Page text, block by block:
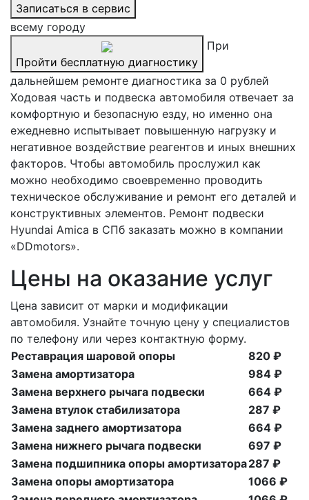
Записаться в сервис
всему городу
Пройти бесплатную диагностику
При
дальнейшем ремонте диагностика за 0 рублей
Ходовая часть и подвеска автомобиля отвечает за
комфортную и безопасную езду, но именно она
ежедневно испытывает повышенную нагрузку и
негативное воздействие реагентов и иных внешних
факторов. Чтобы автомобиль прослужил как
можно необходимо своевременно проводить
техническое обслуживание и ремонт его деталей и
конструктивных элементов. Ремонт подвески
Hyundai Amica в СПб заказать можно в компании
«DDmotors».
Цены на оказание услуг
Цена зависит от марки и модификации
автомобиля. Узнайте точную цену у специалистов
по телефону или через контактную форму.
Реставрация шаровой опоры
820 ₽
Замена амортизатора
984 ₽
Замена верхнего рычага подвески
664 ₽
Замена втулок стабилизатора
287 ₽
Замена заднего амортизатора
664 ₽
Замена нижнего рычага подвески
697 ₽
Замена подшипника опоры амортизатора287 ₽
Замена опоры амортизатора
1066 ₽